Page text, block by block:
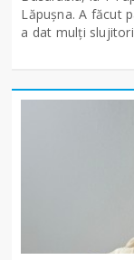
Lăpușna. A făcut
a dat mulți slujitori